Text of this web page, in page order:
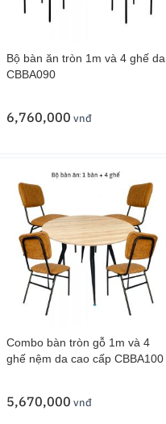
Bộ bàn ăn tròn 1m và 4 ghế da
CBBA090
6,760,000 vnđ
Combo bàn tròn gỗ 1m và 4
ghế nệm da cao cấp CBBA100
5,670,000 vnđ